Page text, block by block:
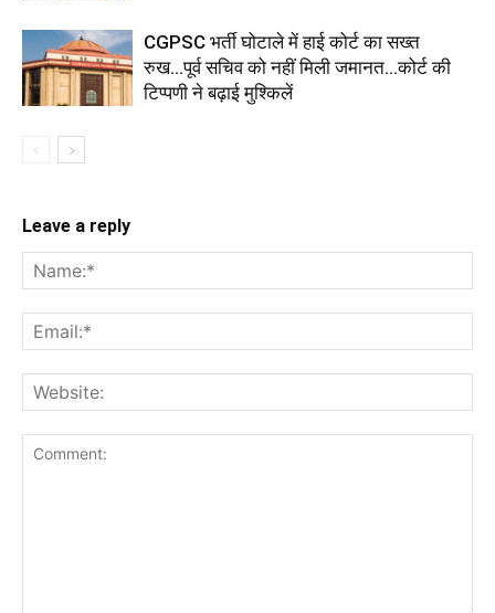
CGPSC भर्ती घोटाले में हाई कोर्ट का सख्त
रुख...पूर्व सचिव को नहीं मिली जमानत...कोर्ट की
टिप्पणी ने बढ़ाई मुश्किलें
Leave a reply